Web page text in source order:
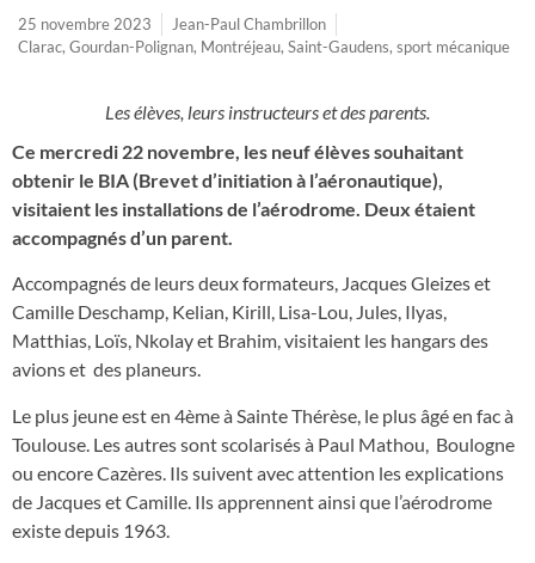
25 novembre 2023
Jean-Paul Chambrillon
Clarac, Gourdan-Polignan, Montréjeau, Saint-Gaudens, sport mécanique
Les élèves, leurs instructeurs et des parents.
Ce mercredi 22 novembre, les neuf élèves souhaitant
obtenir le BIA (Brevet d’initiation à l’aéronautique),
visitaient les installations de l’aérodrome. Deux étaient
accompagnés d’un parent.
Accompagnés de leurs deux formateurs, Jacques Gleizes et
Camille Deschamp, Kelian, Kirill, Lisa-Lou, Jules, Ilyas,
Matthias, Loïs, Nkolay et Brahim, visitaient les hangars des
avions et des planeurs.
Le plus jeune est en 4ème à Sainte Thérèse, le plus âgé en fac à
Toulouse. Les autres sont scolarisés à Paul Mathou, Boulogne
ou encore Cazères. Ils suivent avec attention les explications
de Jacques et Camille. Ils apprennent ainsi que l’aérodrome
existe depuis 1963.